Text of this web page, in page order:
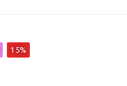
15%